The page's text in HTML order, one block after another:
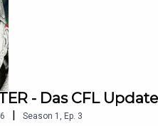
- Das CFL
| Season 1 Ep. 3